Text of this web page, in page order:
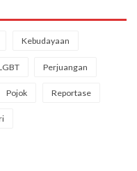
Kebudayaan
Perjuangan
Pojok Reportase